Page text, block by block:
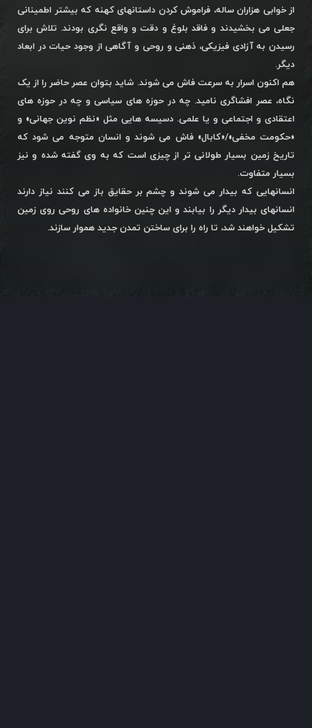
از خوابی هزاران ساله، فراموش کردن داستانهای کهنه که بیشتر اطمینانی
جعلی می بخشیدند و فاقد بلوغ و دقت و واقع نگری بودند. تلاش برای
رسیدن به آزادی فیزیکی، ذهنی و روحی و آگاهی از وجود حیات در ابعاد
دیگر.
هم اکنون اسرار به سرعت فاش می شوند. شاید بتوان عصر حاضر را از یک
نگاه، عصر افشاگری نامید. چه در حوزه های سیاسی و چه در حوزه های
اعتقادی و اجتماعی و یا علمی. دسیسه هایی مثل «نظم نوین جهانی» و
«حکومت مخفی»/«کابال» فاش می شوند و انسان متوجه می شود که
تاریخ زمین بسیار طولانی تر از چیزی است که به وی گفته شده و نیز
بسیار متفاوت.
انسانهایی که بیدار می شوند و چشم بر حقایق باز می کنند نیاز دارند
انسانهای بیدار دیگر را بیابند و این چنین خانواده های روحی روی زمین
تشکیل خواهند شد، تا راه را برای ساختن تمدن جدید هموار سازند.